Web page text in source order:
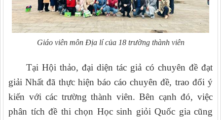
Giáo viên môn Địa lícủa 18 trường thành viên
Tại Hội thảo, đại diện tác giả có chuyên đề đạt
giải Nhất đã thực hiện báo cáo chuyên đề, trao đổi ý
kiến với các trường thành viên. Bên cạnh đó, việc
phân tích đề thi chọn Học sinh giỏi Quốc gia cũng